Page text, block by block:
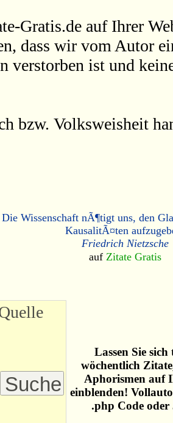
Gratis.de auf Ihrer
dass wir vom Autor
verstorben ist und
bzw. Volksweisheit
Die Wissenschaft nÃ¶tigt uns, den
KausalitÃ¤ten
Friedrich Nietzsche
auf Zitate Gratis
Lassen Sie
wöchentlich
Aphorismen auf
einblenden!
.php Code